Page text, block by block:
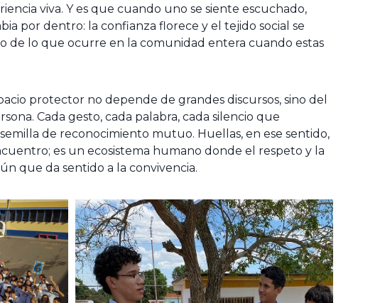
viva. Y es que cuando uno se siente escuchado,
por dentro: la confianza florece y el tejido social se
de lo que ocurre en la comunidad entera cuando estas
protector no depende de grandes discursos, sino del
Cada gesto, cada palabra, cada silencio que
de reconocimiento mutuo. Huellas, en ese sentido,
es un ecosistema humano donde el respeto y la
que da sentido a la convivencia.